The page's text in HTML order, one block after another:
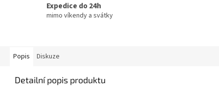
Expedice do 24h
mimo víkendy a svátky
Popis Diskuze
Detailní popis produktu